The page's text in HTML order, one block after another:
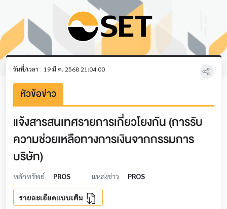
วันที่/เวลา 19 มี.ค. 2568 21:04:00
หัวข้อข่าว
แจ้งสารสนเทศรายการเกี่ยวโยงกัน (การรับ
ความช่วยเหลือทางการเงินจากกรรมการ
บริษัท)
หลักทรัพย์ PROS แหล่งข่าว PROS
รายละเอียดแบบเต็ม